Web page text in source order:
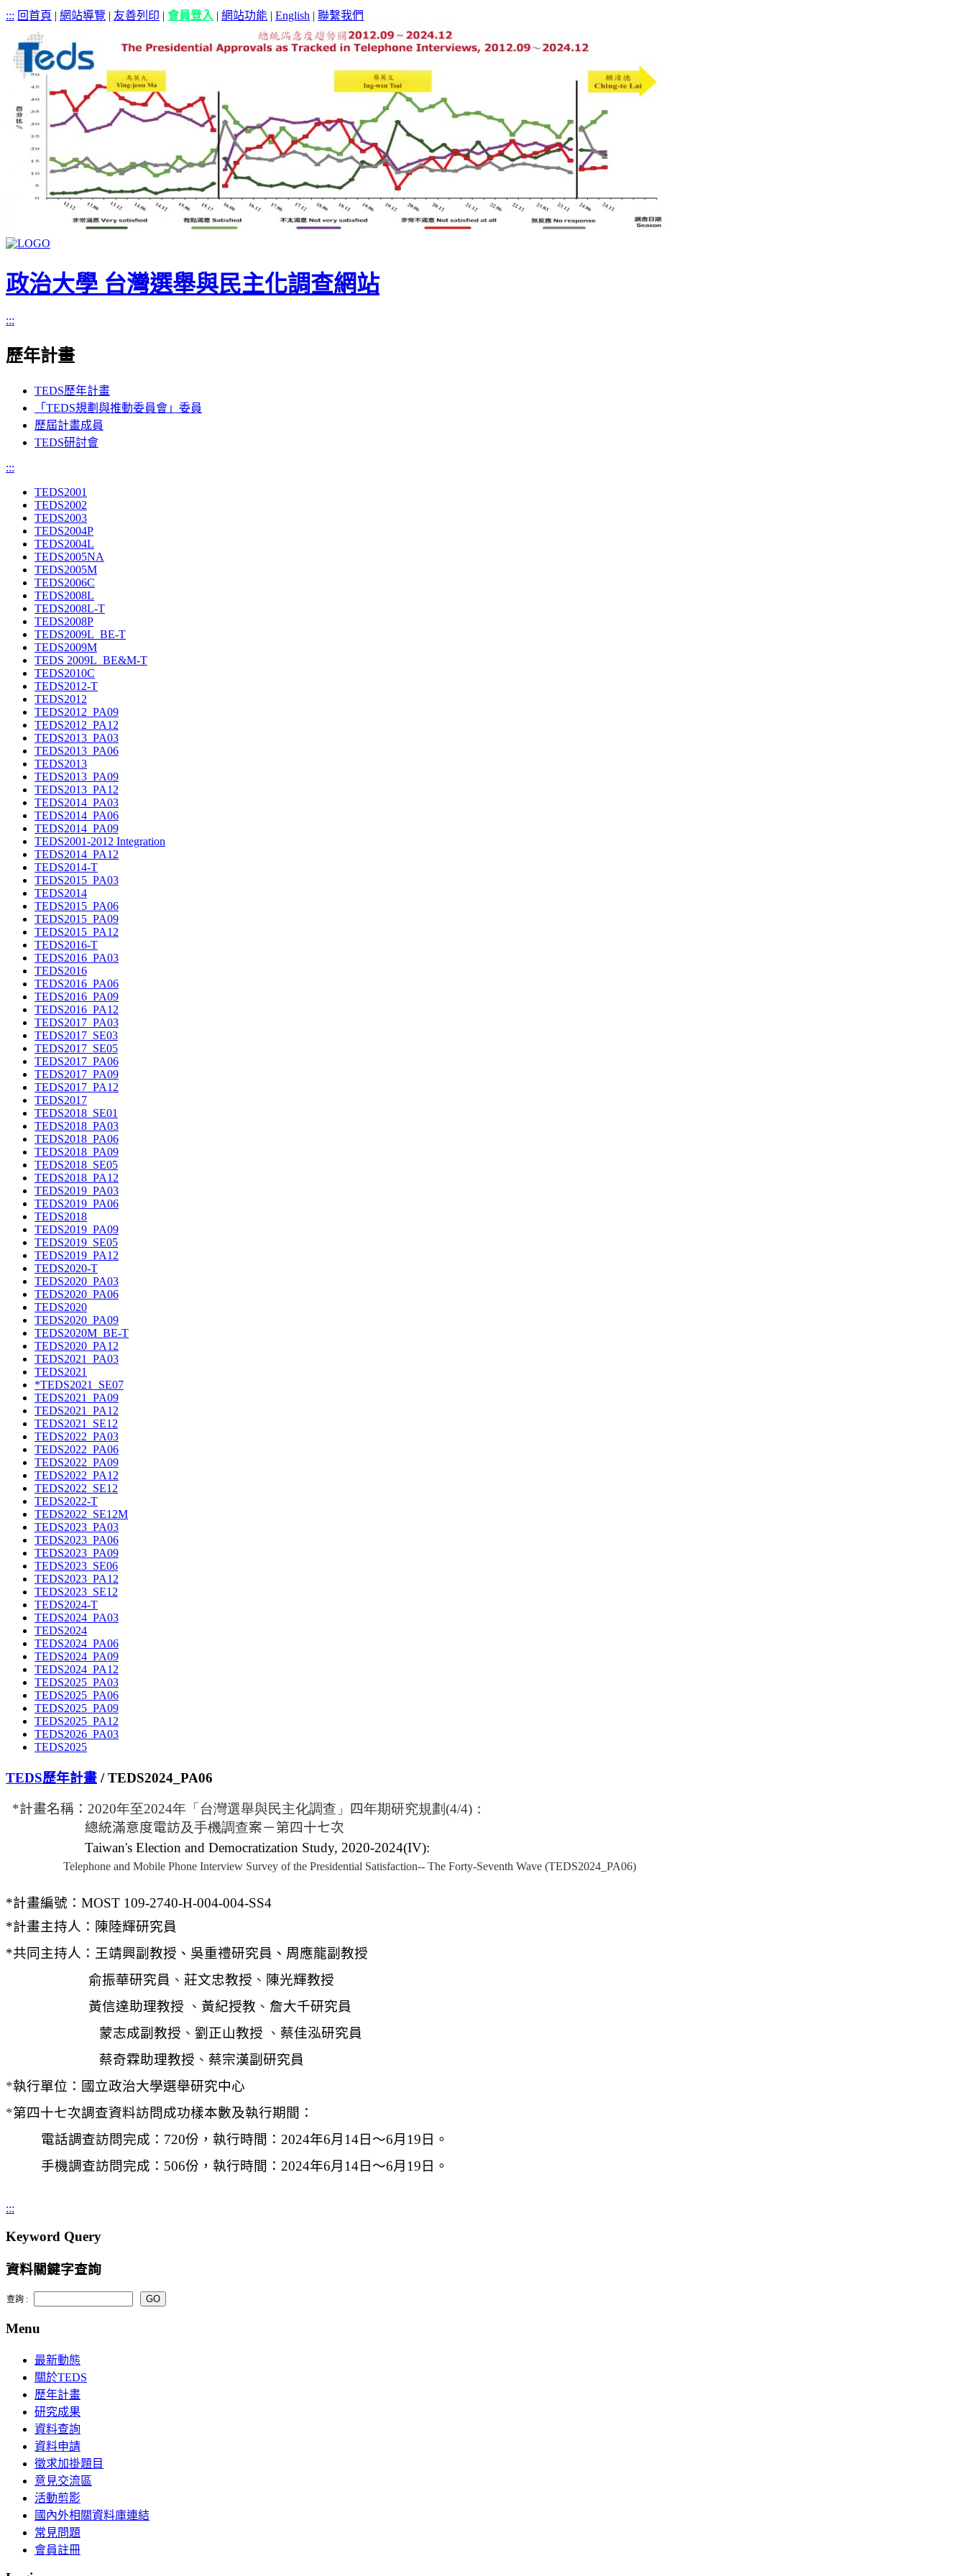
::: 回首頁 | 網站導覽 | 友善列印 | 會員登入 | 網站功能 | English | 聯繫我們
政治大學 台灣選舉與民主化調查網站
:::
歷年計畫
TEDS歷年計畫
「TEDS規劃與推動委員會」委員
歷屆計畫成員
TEDS研討會
:::
TEDS2001
TEDS2002
TEDS2003
TEDS2004P
TEDS2004L
TEDS2005NA
TEDS2005M
TEDS2006C
TEDS2008L
TEDS2008L-T
TEDS2008P
TEDS2009L_BE-T
TEDS2009M
TEDS 2009L_BE&M-T
TEDS2010C
TEDS2012-T
TEDS2012
TEDS2012_PA09
TEDS2012_PA12
TEDS2013_PA03
TEDS2013_PA06
TEDS2013
TEDS2013_PA09
TEDS2013_PA12
TEDS2014_PA03
TEDS2014_PA06
TEDS2014_PA09
TEDS2001-2012 Integration
TEDS2014_PA12
TEDS2014-T
TEDS2015_PA03
TEDS2014
TEDS2015_PA06
TEDS2015_PA09
TEDS2015_PA12
TEDS2016-T
TEDS2016_PA03
TEDS2016
TEDS2016_PA06
TEDS2016_PA09
TEDS2016_PA12
TEDS2017_PA03
TEDS2017_SE03
TEDS2017_SE05
TEDS2017_PA06
TEDS2017_PA09
TEDS2017_PA12
TEDS2017
TEDS2018_SE01
TEDS2018_PA03
TEDS2018_PA06
TEDS2018_PA09
TEDS2018_SE05
TEDS2018_PA12
TEDS2019_PA03
TEDS2019_PA06
TEDS2018
TEDS2019_PA09
TEDS2019_SE05
TEDS2019_PA12
TEDS2020-T
TEDS2020_PA03
TEDS2020_PA06
TEDS2020
TEDS2020_PA09
TEDS2020M_BE-T
TEDS2020_PA12
TEDS2021_PA03
TEDS2021
*TEDS2021_SE07
TEDS2021_PA09
TEDS2021_PA12
TEDS2021_SE12
TEDS2022_PA03
TEDS2022_PA06
TEDS2022_PA09
TEDS2022_PA12
TEDS2022_SE12
TEDS2022-T
TEDS2022_SE12M
TEDS2023_PA03
TEDS2023_PA06
TEDS2023_PA09
TEDS2023_SE06
TEDS2023_PA12
TEDS2023_SE12
TEDS2024-T
TEDS2024_PA03
TEDS2024
TEDS2024_PA06
TEDS2024_PA09
TEDS2024_PA12
TEDS2025_PA03
TEDS2025_PA06
TEDS2025_PA09
TEDS2025_PA12
TEDS2026_PA03
TEDS2025
TEDS歷年計畫 / TEDS2024_PA06
*計畫名稱： 2020年至2024年「台灣選舉與民主化調查」 四年期研究規劃(4/4) ：
總統滿意度電訪及手機調查案－第四十七次
Taiwan's Election and Democratization Study, 2020-2024(IV):
Telephone and Mobile Phone Interview Survey of the Presidential Satisfaction-- The Forty-Seventh Wave (TEDS2024_PA06)
*計畫編號：MOST 109-2740-H-004-004-SS4
*計畫主持人：陳陸輝研究員
*共同主持人：王靖興副教授、吳重禮研究員、周應龍副教授
俞振華研究員 、 莊文忠教授 、 陳光輝教授
黃信達助理教授
、 黃紀授教 、 詹大千研究員
蒙志成副教授 、 劉正山教授 、 蔡佳泓研究員
蔡奇霖助理教授 、 蔡宗漢副研究員
*執行單位：國立政治大學選舉研究中心
*第四十七次調查資料訪問成功樣本數及執行期間：
電話調查訪問完成：720份，執行時間：2024年6月14日～6月19日。
手機調查訪問完成：506份，執行時間：2024年6月14日～6月19日 。
:::
Keyword Query
資料關鍵字查詢
查詢 :
Menu
最新動態
關於TEDS
歷年計畫
研究成果
資料查詢
資料申請
徵求加掛題目
意見交流區
活動剪影
國內外相關資料庫連結
常見問題
會員註冊